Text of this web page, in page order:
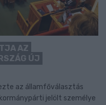
AZ
ÚJ
az államfőválasztás
jelölt személye